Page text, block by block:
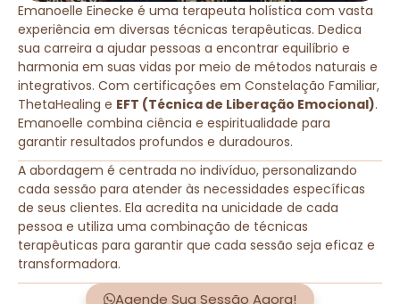
Emanoelle Einecke é uma terapeuta holística com vasta
experiência em diversas técnicas terapêuticas. Dedica
sua carreira a ajudar pessoas a encontrar equilíbrio e
harmonia em suas vidas por meio de métodos naturais e
integrativos. Com certificações em Constelação Familiar,
ThetaHealing e EFT (Técnica de Liberação Emocional).
Emanoelle combina ciência e espiritualidade para
garantir resultados profundos e duradouros.
A abordagem é centrada no indivíduo, personalizando
cada sessão para atender às necessidades específicas
de seus clientes. Ela acredita na unicidade de cada
pessoa e utiliza uma combinação de técnicas
terapêuticas para garantir que cada sessão seja eficaz e
transformadora.
Agende Sua Sessão Agora!